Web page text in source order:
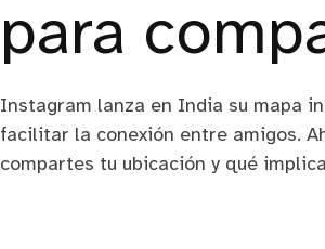
para
Instagram lanza en India su mapa
facilitar la conexión entre amigos.
compartes tu ubicación y qué